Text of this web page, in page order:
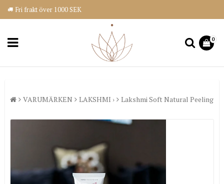
Fri frakt över 1000 SEK
0
VARUMÄRKEN LAKSHMI › Lakshmi Soft Natural Peeling